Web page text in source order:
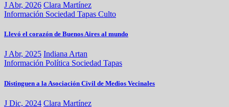
J Abr, 2026 Clara Martínez
Información Sociedad Tapas Culto
Llevó el corazón de Buenos Aires al mundo
J Abr, 2025 Indiana Artan
Información Política Sociedad Tapas
Distinguen a la Asociación Civil de Medios Vecinales
J Dic, 2024 Clara Martínez